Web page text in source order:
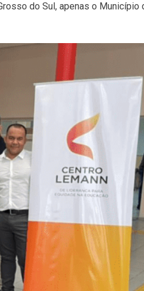
do Sul, apenas o Município